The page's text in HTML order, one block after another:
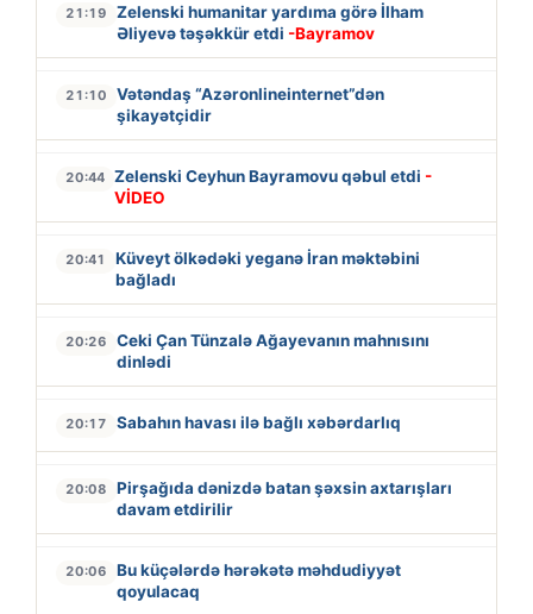
21:19
Zelenski humanitar yardıma görə İlham
Əliyevə təşəkkür etdi -Bayramov
21:10
Vətəndaş “Azəronlineinternet”dən
şikayətçidir
20:44 Zelenski Ceyhun Bayramovu qəbul etdi -
VİDEO
20:41
Küveyt ölkədəki yeganə İran məktəbini
bağladı
20:26
Ceki Çan Tünzalə Ağayevanın mahnısını
dinlədi
20:17 Sabahın havası ilə bağlı xəbərdarlıq
20:08
Pirşağıda dənizdə batan şəxsin axtarışları
davam etdirilir
20:06
Bu küçələrdə hərəkətə məhdudiyyət
qoyulacaq